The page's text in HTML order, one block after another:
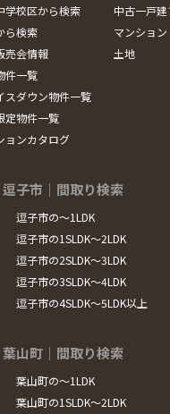
学校区から検索
ら検索
売会情報
件一覧
スダウン物件一覧
定物件一覧
ョンカタログ
中古一戸建
マンション
土地
逗子市｜間取り検索
逗子市の～1LDK
逗子市の1SLDK～2LDK
逗子市の2SLDK～3LDK
逗子市の3SLDK～4LDK
逗子市の4SLDK～5LDK以上
葉山町｜間取り検索
葉山町の～1LDK
葉山町の1SLDK～2LDK